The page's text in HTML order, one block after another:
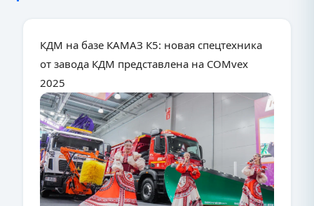
КДМ на базе КАМАЗ К5: новая спецтехника
от завода КДМ представлена на COMvex
2025